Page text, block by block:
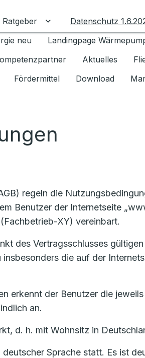
Ratgeber Untermenü für Ratgeber
Datenschutz
neu Landingpage
Aktuelles
Fördermittel Download
regeln die
Benutzer der Internetseite
XY) vereinbart.
des Vertragsschlusses
die auf der
erkennt der Benutzer die
an.
d. h. mit Wohnsitz in
Sprache statt. Es ist